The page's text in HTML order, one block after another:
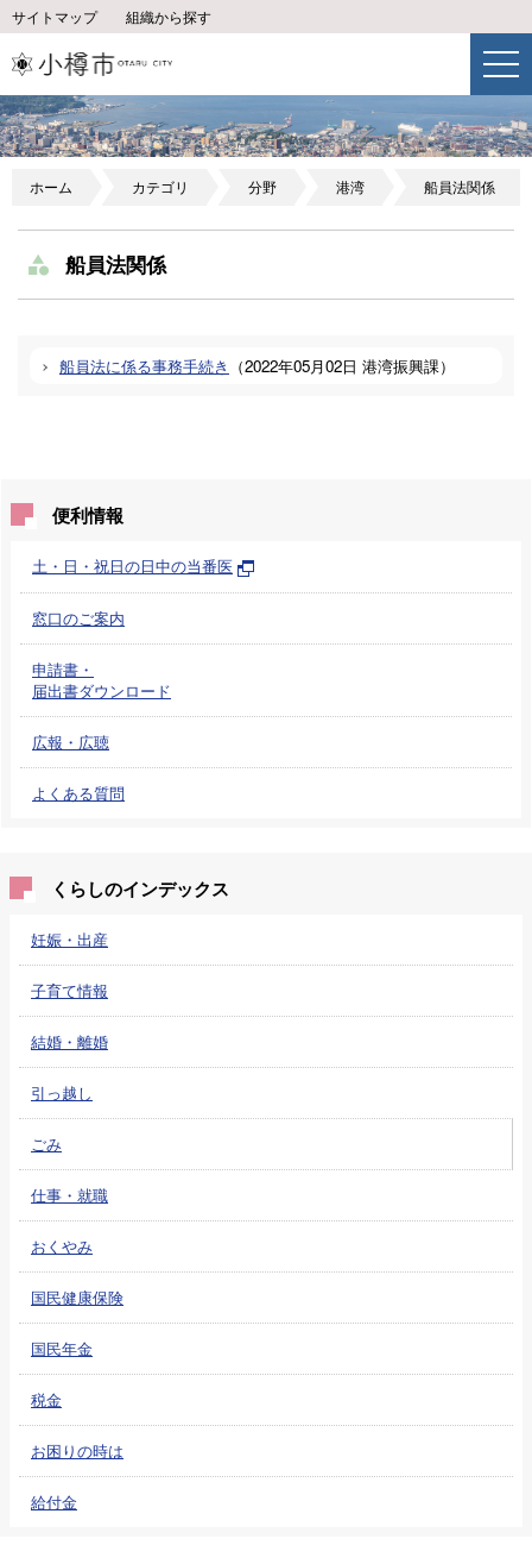
サイトマップ 組織から探す
ホーム カテゴリ 分野 港湾 船員法関係
船員法関係
船員法に係る事務手続き （2022年05月02日 港湾振興課）
便利情報
土・日・祝日の日中の当番医
窓口のご案内
申請書・
届出書ダウンロード
広報・広聴
よくある質問
くらしのインデックス
妊娠・出産
子育て情報
結婚・離婚
引っ越し
ごみ
仕事・就職
おくやみ
国民健康保険
国民年金
税金
お困りの時は
給付金